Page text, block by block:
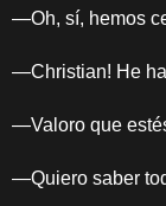
—Oh, sí, hemos
—Christian! He
—Valoro que
—Quiero saber